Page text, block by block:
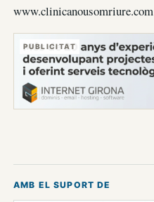
www.clinicanousomriure.com
PUBLICITAT
AMB EL SUPORT DE